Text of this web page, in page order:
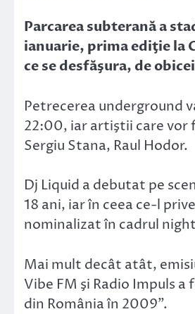
Parcarea subterană a
ianuarie, prima ediţie la
ce se desfăşura, de
Petrecerea underground
22:00, iar artiştii care vor
Sergiu Stana, Raul Hodor.
Dj Liquid a debutat pe
18 ani, iar în ceea ce-l
nominalizat în cadrul
Mai mult decât atât,
Vibe FM şi Radio Impuls
din România în 2009”.